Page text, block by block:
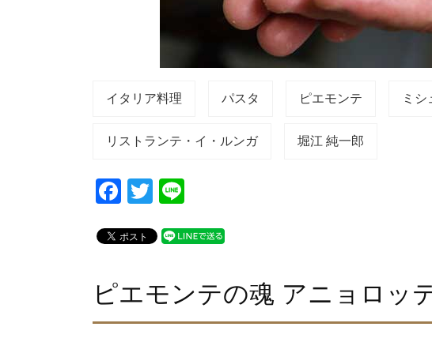
イタリア料理 パスタ ピエモンテ ミシ
リストランテ・イ・ルンガ 堀江 純一郎
F
c
b
o
T
tt
e
ピエモンテの魂 アニョロッ